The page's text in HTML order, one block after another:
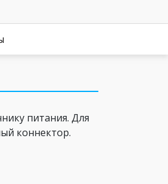
питания. Для
коннектор.